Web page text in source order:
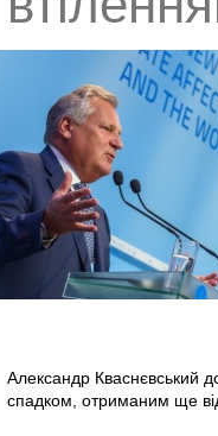
Александр Кваснєвський
спадком, отриманим ще від